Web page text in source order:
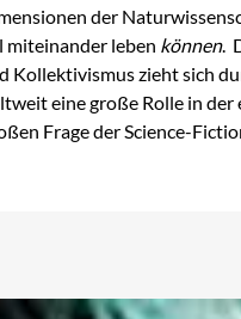
der
miteinander leben können.
zieht sich
eine große Rolle in der
Frage der Science-